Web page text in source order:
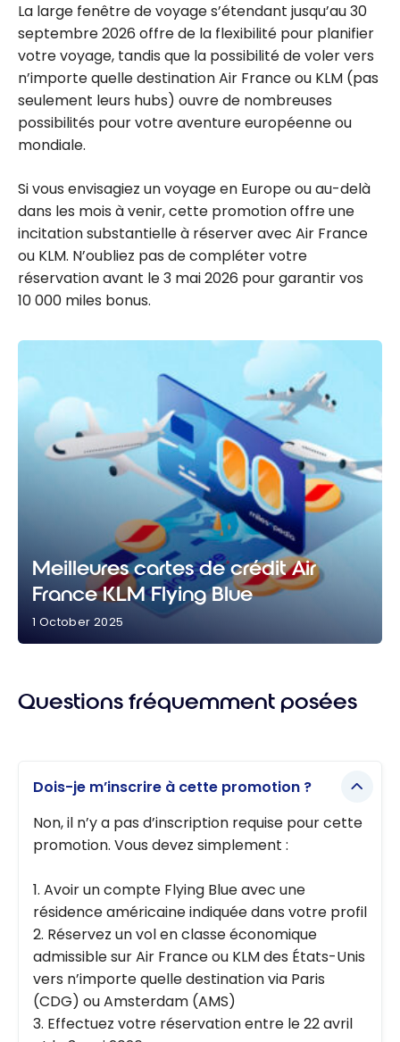
La large fenêtre de voyage s’étendant jusqu’au 30
septembre 2026 offre de la flexibilité pour planifier
votre voyage, tandis que la possibilité de voler vers
n’importe quelle destination Air France ou KLM (pas
seulement leurs hubs) ouvre de nombreuses
possibilités pour votre aventure européenne ou
mondiale.
Si vous envisagiez un voyage en Europe ou au-delà
dans les mois à venir, cette promotion offre une
incitation substantielle à réserver avec Air France
ou KLM. N’oubliez pas de compléter votre
réservation avant le 3 mai 2026 pour garantir vos
10 000 miles bonus.
Meilleures cartes de crédit Air
France KLM Flying Blue
1 October 2025
Questions fréquemment posées
Dois-je m’inscrire à cette promotion ?
Non, il n’y a pas d’inscription requise pour cette
promotion. Vous devez simplement :
1. Avoir un compte Flying Blue avec une
résidence américaine indiquée dans votre profil
2. Réservez un vol en classe économique
admissible sur Air France ou KLM des États-Unis
vers n’importe quelle destination via Paris
(CDG) ou Amsterdam (AMS)
3. Effectuez votre réservation entre le 22 avril